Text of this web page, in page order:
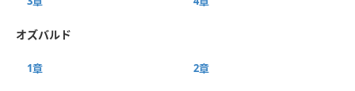
オズバルド
1章 2章